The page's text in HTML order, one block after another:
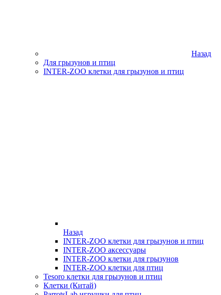
Назад
Для грызунов и птиц
INTER-ZOO клетки для грызунов и птиц
Назад
INTER-ZOO клетки для грызунов и птиц
INTER-ZOO аксессуары
INTER-ZOO клетки для грызунов
INTER-ZOO клетки для птиц
Tesoro клетки для грызунов и птиц
Клетки (Китай)